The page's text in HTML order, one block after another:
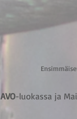
AVO-luokassa ja